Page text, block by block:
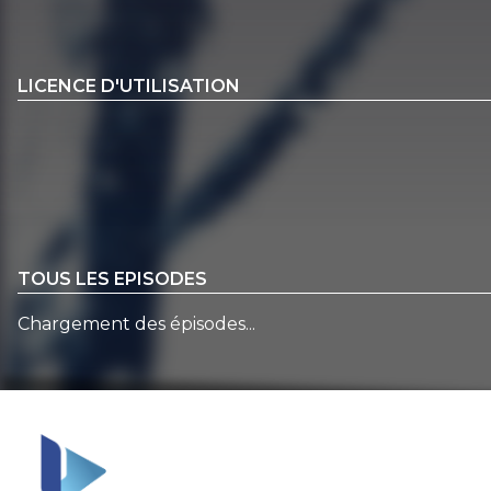
LICENCE D'UTILISATION
TOUS LES EPISODES
Chargement des épisodes...